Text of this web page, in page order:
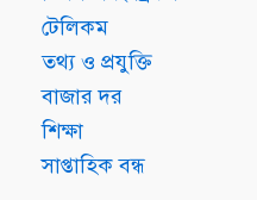
টেলিকম
তথ্য ও প্রযুক্তি
বাজার দর
শিক্ষা
সাপ্তাহিক বন্ধ